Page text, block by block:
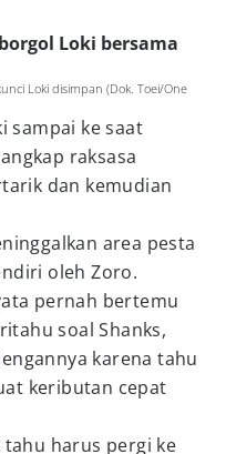
Loki bersama
Loki disimpan (Dok. Toei/One
sampai ke saat
raksasa
dan kemudian
area pesta
oleh Zoro.
pernah bertemu
soal Shanks,
karena tahu
keributan cepat
harus pergi ke